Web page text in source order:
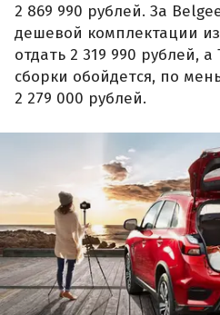
2 869 990 рублей. За
дешевой комплектации
отдать 2 319 990 рублей,
сборки обойдется, по
2 279 000 рублей.